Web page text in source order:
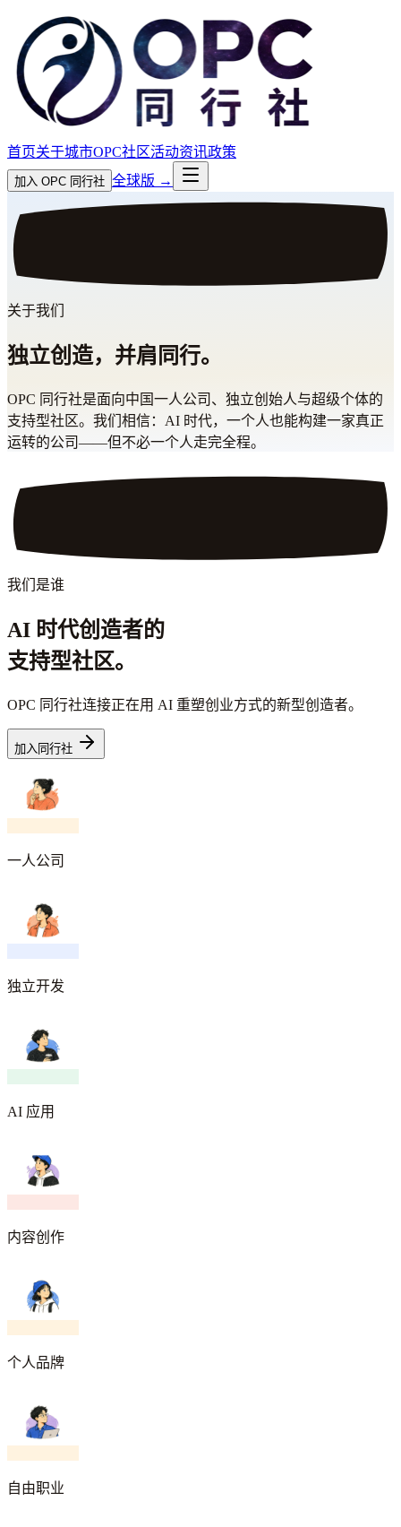
首页关于城市OPC社区活动资讯政策
加入 OPC 同行社 全球版 →
关于我们
独立创造，并肩同行。
OPC 同行社是面向中国一人公司、独立创始人与超级个体的
支持型社区。我们相信：AI 时代，一个人也能构建一家真正
运转的公司——但不必一个人走完全程。
我们是谁
AI 时代创造者的
支持型社区。
OPC 同行社连接正在用 AI 重塑创业方式的新型创造者。
加入同行社
一人公司
独立开发
AI 应用
内容创作
个人品牌
自由职业